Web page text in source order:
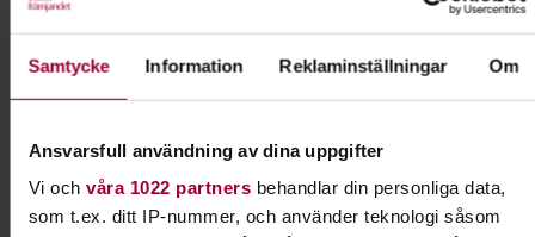
Samtycke Information Reklaminställningar Om
Ansvarsfull användning av dina uppgifter
Vi och våra 1022 partnersbehandlar din personliga data,
som t.ex. ditt IP-nummer, och använder teknologi såsom
SBK Jönköpings Brukshundklubb
Kontakt
Jessica Krafft